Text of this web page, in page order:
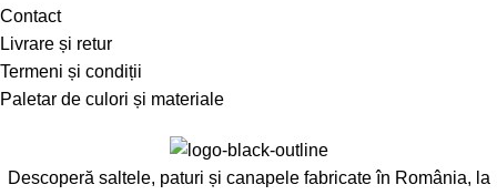
Contact
Livrare și retur
Termeni și condiții
Paletar de culori și materiale
Descoperă saltele, paturi și canapele fabricate în România, la